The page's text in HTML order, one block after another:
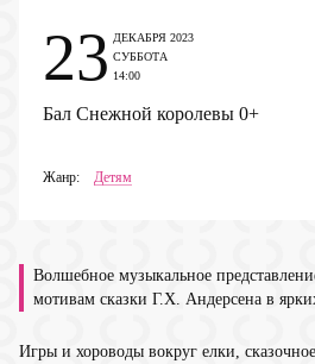
Бал Снежной королевы 0+
Жанр: Детям
23 ДЕКАБРЯ 2023
СУББОТА
14:00
Волшебное музыкальное
мотивам сказки Г.Х. Андерсена в
Игры и хороводы вокруг елки,